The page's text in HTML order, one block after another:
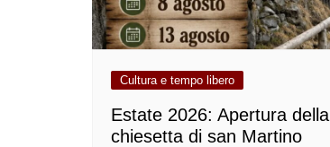
Cultura e tempo libero
Estate 2026: Apertura della
chiesetta di san Martino